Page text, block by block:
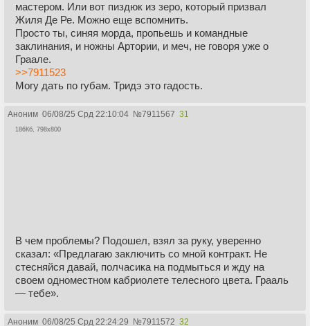
мастером. Или вот пиздюк из зеро, который призвал
Жиля Де Ре. Можно еще вспомнить.
Просто ты, синяя морда, пропьешь и командные
заклинания, и ножны Артории, и меч, не говоря уже о
Граале.
>>7911523
Могу дать по губам. Тридэ это гадость.
Аноним 06/08/25 Срд 22:10:04 №7911567 31
186Кб, 798x800
В чем проблемы? Подошел, взял за руку, уверенно
сказал: «Предлагаю заключить со мной контракт. Не
стесняйся давай, полчасика на подмыться и жду на
своем одноместном кабриолете телесного цвета. Грааль
— тебе».
Аноним 06/08/25 Срд 22:24:29 №7911572 32